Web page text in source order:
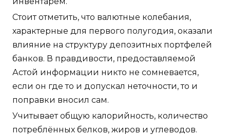
Стоит отметить, что валютные колебания,
характерные для первого полугодия, оказали
влияние на структуру депозитных портфелей
банков. В правдивости, предоставляемой
Астой информации никто не сомневается,
если он где то и допускал неточности, то и
поправки вносил сам.
Учитывает общую калорийность, количество
потреблённых белков, жиров и углеводов.